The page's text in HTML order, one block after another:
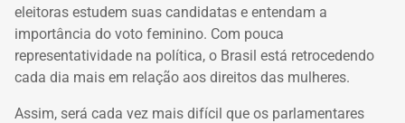
eleitoras estudem suas candidatas e entendam a
importância do voto feminino. Com pouca
representatividade na política, o Brasil está retrocedendo
cada dia mais em relação aos direitos das mulheres.
Assim, será cada vez mais difícil que os parlamentares